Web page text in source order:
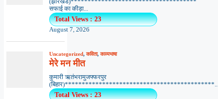
(झारखंड)*************************************
सफाई का कीड़ा...
Total Views : 23
August 7, 2026
Uncategorized,कविता,काव्यभाषा
मेरे मन मीत
कुमारी ऋतंभरामुजफ्फरपुर
Total Views : 23